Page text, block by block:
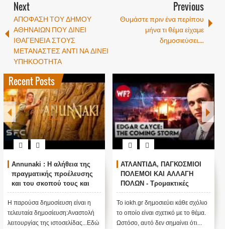
Next
ΑΠΟΦΑΣΗ ΤΟΥ ΔΗΜΟΥ
ΑΘΗΝΑΙΩΝ ΠΟΥ ΔΙΝΕΙ
ΙΘΑΓΕΝΕΙΑ ΣΤΟΥΣ
ΜΕΤΑΝΑΣΤΕΣ ΑΝΤΙ ΝΑ ΔΙΝΕΙ
ΥΠΗΚΟΟΤΗΤΑ
Previous
Θυμάστε πριν ένα περίπου
μήνα τι θέμα είχαμε
δημοσιεύσει....
Recent Posts
Annunaki : Η αλήθεια της
πραγματικής προέλευσης
και του σκοπού τους και
αναστολή λειτουργίας μας
....
Η παρούσα δημοσίευση είναι η
τελευταία δημοσίευση:Αναστολή
λειτουργίας της ιστοσελίδας...Εδώ
ΑΤΛΑΝΤΙΔΑ, ΠΑΓΚΟΣΜΙΟΙ
ΠΟΛΕΜΟΙ ΚΑΙ ΑΛΛΑΓΗ
ΠΟΛΩΝ - Τρομακτικές
προβλέψεις του Edgar
Cayce (Video)
Το iokh.gr δημοσιεύει κάθε σχόλιο
το οποίο είναι σχετικό με το θέμα.
Ωστόσο, αυτό δεν σημαίνει ότι...